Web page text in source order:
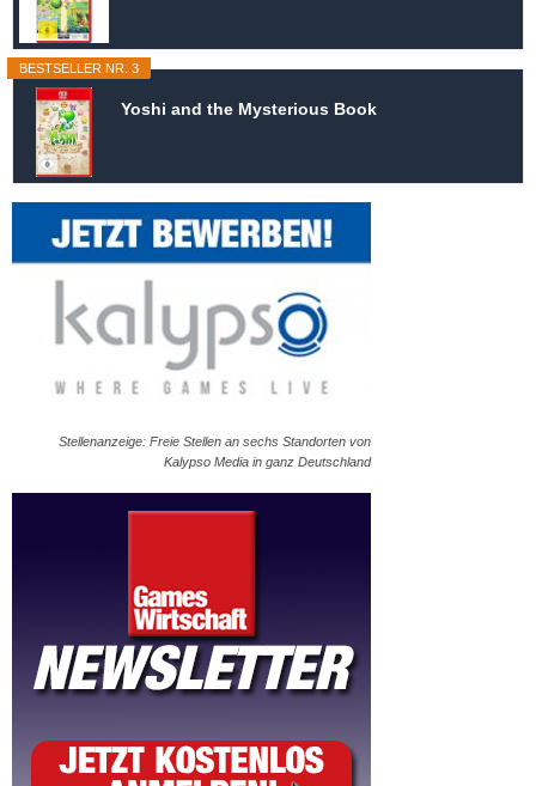
BESTSELLER NR. 3
Yoshi and the Mysterious Book
Stellenanzeige: Freie Stellen an sechs Standorten von
Kalypso Media in ganz Deutschland